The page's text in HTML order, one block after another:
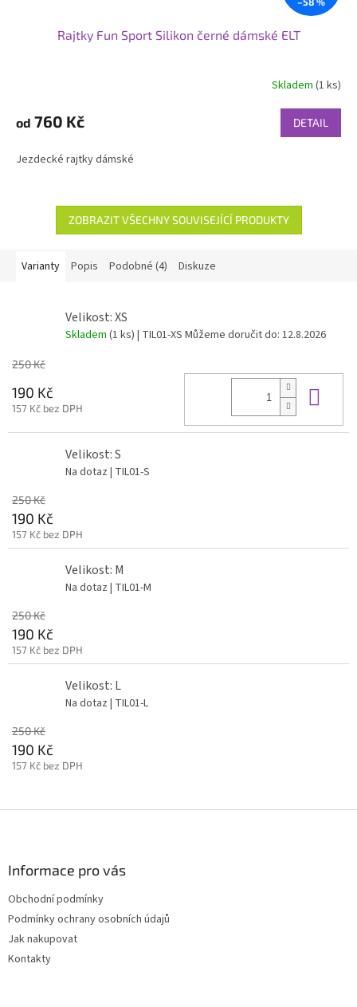
Rajtky Fun Sport Silikon černé dámské ELT
Skladem (1 ks)
od 760 Kč DETAIL
Jezdecké rajtky dámské
ZOBRAZIT VŠECHNY SOUVISEJÍCÍ PRODUKTY
Varianty Popis Podobné (4) Diskuze
Velikost: XS
Skladem (1 ks) | TIL01-XS Můžeme doručit do: 12.8.2026
250 Kč
190 Kč
157 Kč bez DPH
Velikost: S
Na dotaz | TIL01-S
250 Kč
190 Kč
157 Kč bez DPH
Velikost: M
Na dotaz | TIL01-M
250 Kč
190 Kč
157 Kč bez DPH
Velikost: L
Na dotaz | TIL01-L
250 Kč
190 Kč
157 Kč bez DPH
Informace pro vás
Obchodní podmínky
Podmínky ochrany osobních údajů
Jak nakupovat
Kontakty